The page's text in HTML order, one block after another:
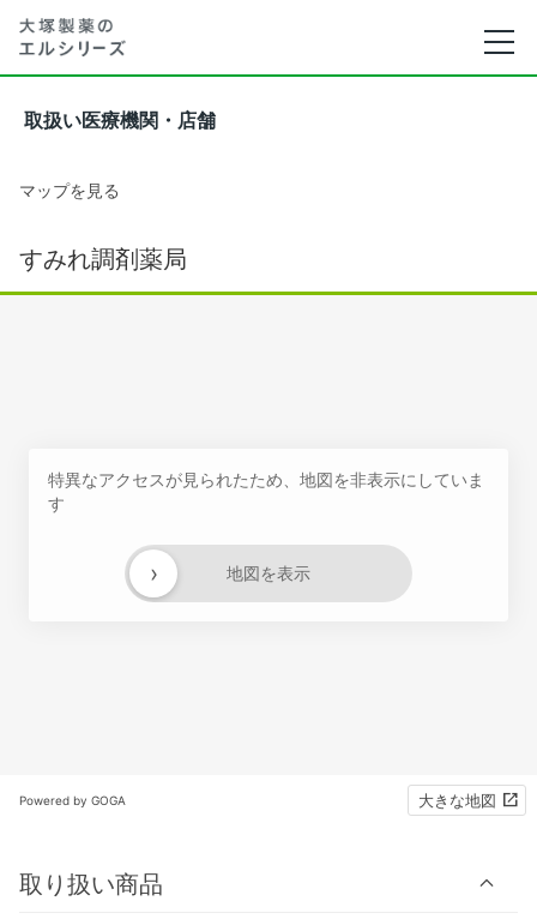
取扱い医療機関・店舗
マップを見る
すみれ調剤薬局
特異なアクセスが見られたため、地図を非表示にしていま
す
地図を表示
›
Powered by GOGA 大きな地図
取り扱い商品